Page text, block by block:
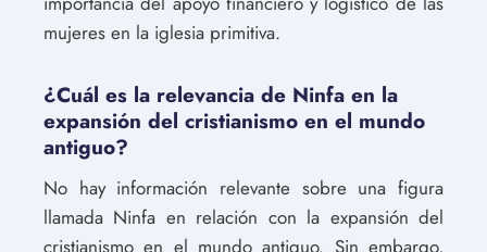
mujeres en la iglesia primitiva.
¿Cuál es la relevancia de Ninfa en la
expansión del cristianismo en el mundo
antiguo?
No hay información relevante sobre una figura
llamada Ninfa en relación con la expansión del
cristianismo en el mundo antiguo. Sin embargo,